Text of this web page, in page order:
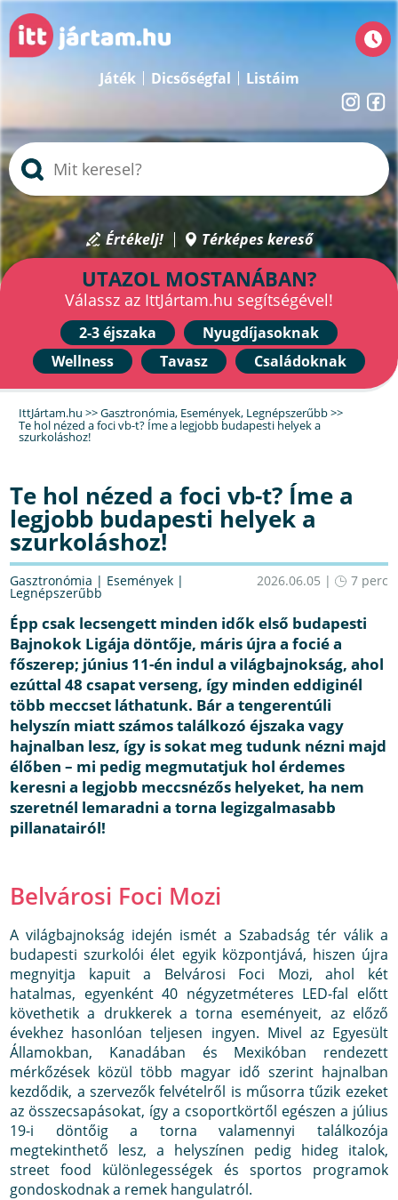
Játék Dicsőségfal Listáim
Értékelj! Térképes kereső
UTAZOL MOSTANÁBAN?
Válassz az IttJártam.hu segítségével!
2-3 éjszaka
Nyugdíjasoknak
Wellness
Tavasz Családoknak
IttJártam.hu >>Gasztronómia, Események, Legnépszerűbb>>
Te hol nézed a foci vb-t? Íme a legjobb budapesti helyek a
szurkoláshoz!
Te hol nézed a foci vb-t? Íme a
legjobb budapesti helyek a
szurkoláshoz!
Gasztronómia | Események |
Legnépszerűbb
2026.06.05 | 7 perc
Épp csak lecsengett minden idők első budapesti
Bajnokok Ligája döntője, máris újra a focié a
főszerep; június 11-én indul a világbajnokság, ahol
ezúttal 48 csapat verseng, így minden eddiginél
több meccset láthatunk. Bár a tengerentúli
helyszín miatt számos találkozó éjszaka vagy
hajnalban lesz, így is sokat meg tudunk nézni majd
élőben – mi pedig megmutatjuk hol érdemes
keresni a legjobb meccsnézős helyeket, ha nem
szeretnél lemaradni a torna legizgalmasabb
pillanatairól!
Belvárosi Foci Mozi
A világbajnokság idején ismét a Szabadság tér válik a
budapesti szurkolói élet egyik központjává, hiszen újra
megnyitja kapuit a Belvárosi Foci Mozi, ahol két
hatalmas, egyenként 40 négyzetméteres LED-fal előtt
követhetik a drukkerek a torna eseményeit, az előző
évekhez hasonlóan teljesen ingyen. Mivel az Egyesült
Államokban, Kanadában és Mexikóban rendezett
mérkőzések közül több magyar idő szerint hajnalban
kezdődik, a szervezők felvételről is műsorra tűzik ezeket
az összecsapásokat, így a csoportkörtől egészen a július
19-i döntőig a torna valamennyi találkozója
megtekinthető lesz, a helyszínen pedig hideg italok,
street food különlegességek és sportos programok
gondoskodnak a remek hangulatról.